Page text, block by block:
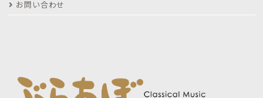
お問い合わせ